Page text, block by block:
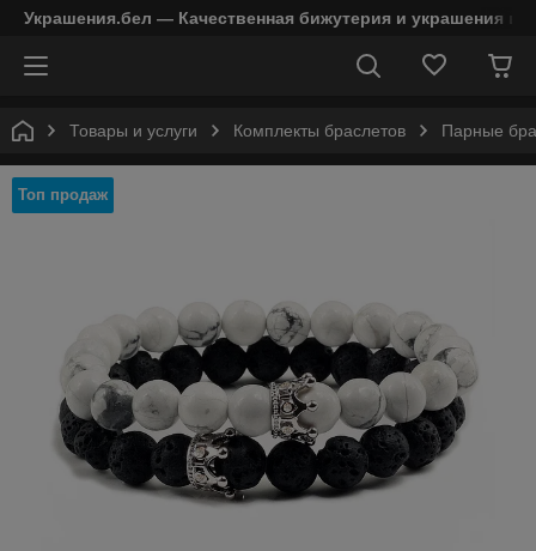
Украшения.бел — Качественная бижутерия и украшения в
Товары и услуги Комплекты браслетов Парные
Топ продаж